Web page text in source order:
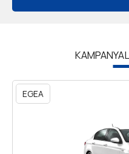
EGEA